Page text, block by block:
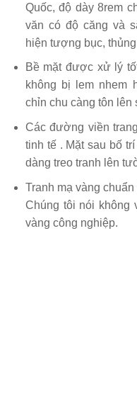
Quốc, độ dày 8rem
văn có độ căng và
hiện tượng bục,
Bề mặt được xử lý
không bị lem nhem
chỉn chu càng tôn lên
Các đường viền
tinh tế . Mặt sau bố
dàng treo tranh lên
Tranh mạ vàng
Chúng tôi nói không
vàng công nghiệp.